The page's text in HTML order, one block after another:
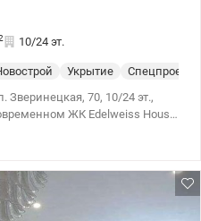
10/24 эт.
Укрытие
Спецпроект
Зверинецкая, 70, 10/24 эт.,
ЖК Edelweiss House
территорию со своей
технологиям в
система антизатопления,